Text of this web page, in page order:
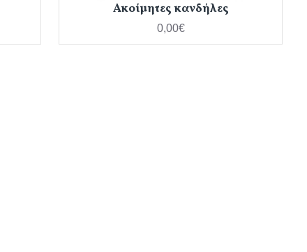
Ακοίμητες κανδήλες
0,00€